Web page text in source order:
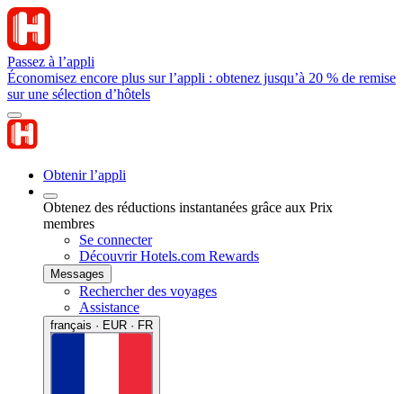
Passez à l’appli
Économisez encore plus sur l’appli : obtenez jusqu’à 20 % de remise
sur une sélection d’hôtels
Obtenir l’appli
Obtenez des réductions instantanées grâce aux Prix
membres
Se connecter
Découvrir Hotels.com Rewards
Messages
Rechercher des voyages
Assistance
français · EUR · FR